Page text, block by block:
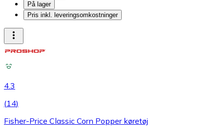
På lager
Pris inkl. leveringsomkostninger
4.3
(14)
Fisher-Price Classic Corn Popper køretøj